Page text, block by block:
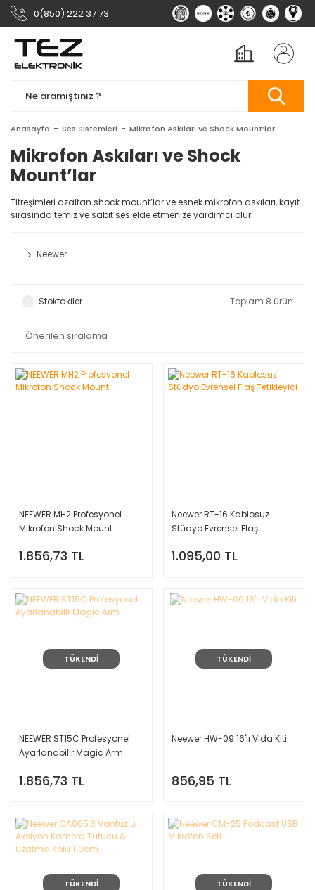
0(850) 222 37 73
Anasayfa Ses Sistemleri Mikrofon Askıları ve Shock Mount’lar
Mikrofon Askıları ve Shock
Mount’lar
Titreşimleri azaltan shock mount’lar ve esnek mikrofon askıları, kayıt
sırasında temiz ve sabit ses elde etmenize yardımcı olur.
Neewer
Stoktakiler Toplam 8 ürün
NEEWER MH2 Profesyonel
Mikrofon Shock Mount
1.856,73 TL
Neewer RT-16 Kablosuz
Stüdyo Evrensel Flaş
1.095,00 TL
TÜKENDİ
NEEWER ST15C Profesyonel
Ayarlanabilir Magic Arm
1.856,73 TL
TÜKENDİ
Neewer HW-09 16'lı Vida Kiti
856,95 TL
TÜKENDİ TÜKENDİ